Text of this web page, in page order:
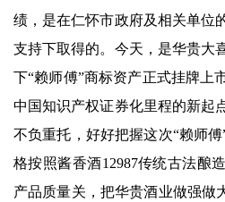
绩，是在仁怀市政府及相关单位
支持下取得的。今天，是华贵大
下“赖师傅”商标资产正式挂牌上
中国知识产权证券化里程的新起
不负重托，好好把握这次“赖师
格按照酱香酒12987传统古法酿
产品质量关，把华贵酒业做强做